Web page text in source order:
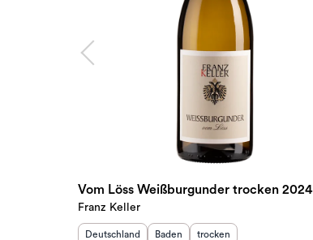
Vom Löss Weißburgunder trocken 2024
Franz Keller
Herkunftsland
Deutschland Herkunftsregion:
Baden Geschmack
trocken